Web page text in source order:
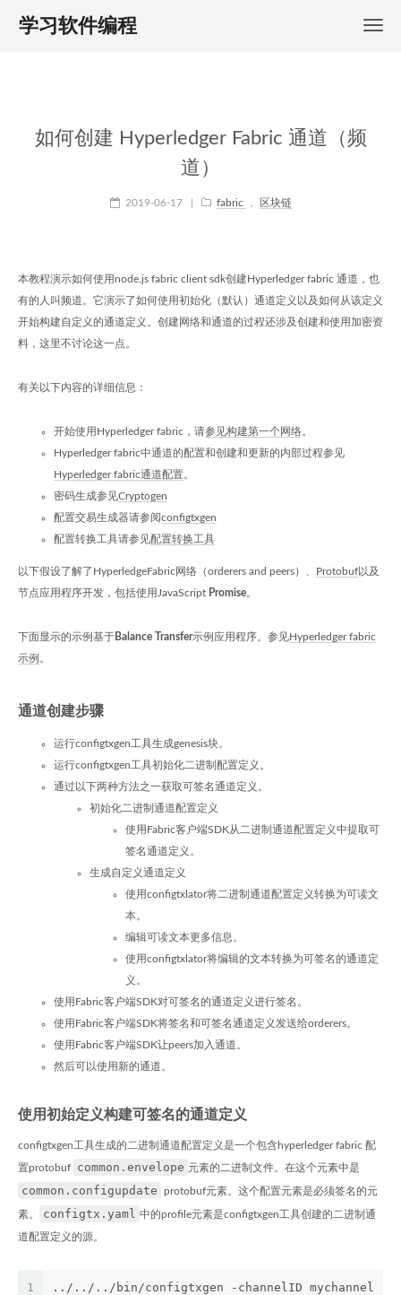
学习软件编程
如何创建 Hyperledger Fabric 通道（频
道）
2019-06-17 fabric ， 区块链
本教程演示如何使用node.js fabric client sdk创建Hyperledger fabric 通道，也
有的人叫频道。它演示了如何使用初始化（默认）通道定义以及如何从该定义
开始构建自定义的通道定义。创建网络和通道的过程还涉及创建和使用加密资
料，这里不讨论这一点。
有关以下内容的详细信息：
开始使用Hyperledger fabric，请参见构建第一个网络。
Hyperledger fabric中通道的配置和创建和更新的内部过程参见
Hyperledger fabric通道配置。
密码生成参见Cryptogen
配置交易生成器请参阅configtxgen
配置转换工具请参见配置转换工具
以下假设了解了HyperledgeFabric网络（orderers and peers）、 Protobuf以及
节点应用程序开发，包括使用JavaScript Promise。
下面显示的示例基于Balance Transfer示例应用程序。参见Hyperledger fabric
示例 。
通道创建步骤
运行configtxgen工具生成genesis块。
运行configtxgen工具初始化二进制配置定义。
通过以下两种方法之一获取可签名通道定义。
初始化二进制通道配置定义
使用Fabric客户端SDK从二进制通道配置定义中提取可
签名通道定义。
生成自定义通道定义
使用configtxlator将二进制通道配置定义转换为可读文
本。
编辑可读文本更多信息。
使用configtxlator将编辑的文本转换为可签名的通道定
义。
使用Fabric客户端SDK对可签名的通道定义进行签名。
使用Fabric客户端SDK将签名和可签名通道定义发送给orderers。
使用Fabric客户端SDK让peers加入通道。
然后可以使用新的通道。
使用初始定义构建可签名的通道定义
configtxgen工具生成的二进制通道配置定义是一个包含hyperledger fabric 配
置protobuf common.envelope 元素的二进制文件。在这个元素中是
common.configupdate protobuf元素。这个配置元素是必须签名的元
素。 configtx.yaml 中的profile元素是configtxgen工具创建的二进制通
道配置定义的源。
1 ../../../bin/configtxgen -channelID mychannel -